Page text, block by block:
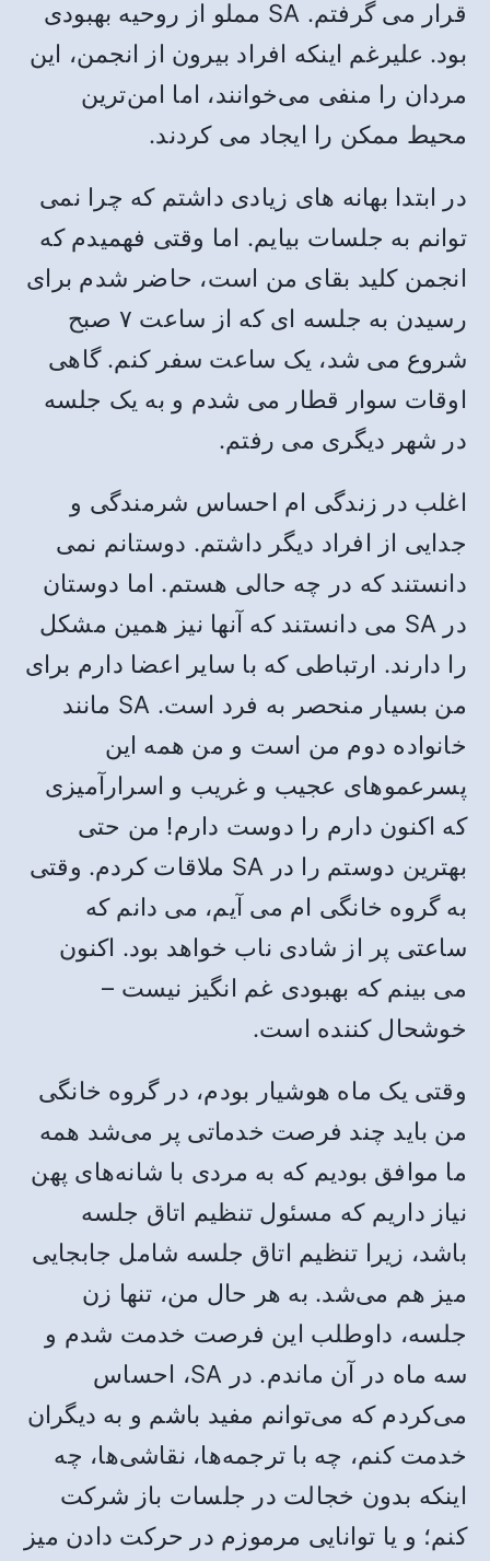
قرار می گرفتم. SA مملو از روحیه بهبودی
بود. علیرغم اینکه افراد بیرون از انجمن، این
مردان را منفی می‌خوانند، اما امن‌ترین
محیط ممکن را ایجاد می کردند.
در ابتدا بهانه های زیادی داشتم که چرا نمی
توانم به جلسات بیایم. اما وقتی فهمیدم که
انجمن کلید بقای من است، حاضر شدم برای
رسیدن به جلسه ای که از ساعت ۷ صبح
شروع می شد، یک ساعت سفر کنم. گاهی
اوقات سوار قطار می شدم و به یک جلسه
در شهر دیگری می رفتم.
اغلب در زندگی ام احساس شرمندگی و
جدایی از افراد دیگر داشتم. دوستانم نمی
دانستند که در چه حالی هستم. اما دوستان
در SA می دانستند که آنها نیز همین مشکل
را دارند. ارتباطی که با سایر اعضا دارم برای
من بسیار منحصر به فرد است. SA مانند
خانواده دوم من است و من همه این
پسرعموهای عجیب و غریب و اسرارآمیزی
که اکنون دارم را دوست دارم! من حتی
بهترین دوستم را در SA ملاقات کردم. وقتی
به گروه خانگی ام می آیم، می دانم که
ساعتی پر از شادی ناب خواهد بود. اکنون
می بینم که بهبودی غم انگیز نیست –
خوشحال کننده است.
وقتی یک ماه هوشیار بودم، در گروه خانگی
من باید چند فرصت خدماتی پر می‌شد همه
ما موافق بودیم که به مردی با شانه‌های پهن
نیاز داریم که مسئول تنظیم اتاق جلسه
باشد، زیرا تنظیم اتاق جلسه شامل جابجایی
میز هم می‌شد. به هر حال من، تنها زن
جلسه، داوطلب این فرصت خدمت شدم و
سه ماه در آن ماندم. در SA، احساس
می‌کردم که می‌توانم مفید باشم و به دیگران
خدمت کنم، چه با ترجمه‌ها، نقاشی‌ها، چه
اینکه بدون خجالت در جلسات باز شرکت
کنم؛ و یا توانایی مرموزم در حرکت دادن میز